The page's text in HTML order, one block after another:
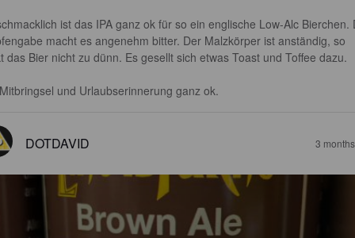
ist das IPA ganz ok für so ein englische Low-Alc
macht es angenehm bitter. Der Malzkörper ist anständig, so
das Bier nicht zu dünn. Es gesellt sich etwas Toast und Toffee dazu.
und Urlaubserinnerung ganz ok.
DOTDAVID 3